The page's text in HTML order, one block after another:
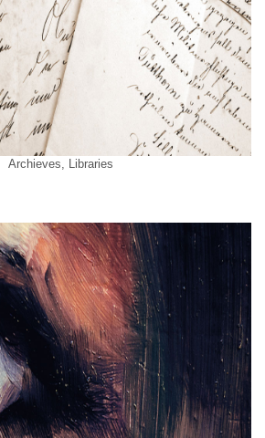
Archieves, Libraries